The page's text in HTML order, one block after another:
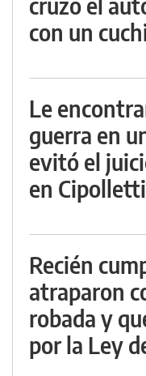
con un
Le
guerra en
evitó el
en Cipolletti
Recién
atraparon
robada y
por la Ley